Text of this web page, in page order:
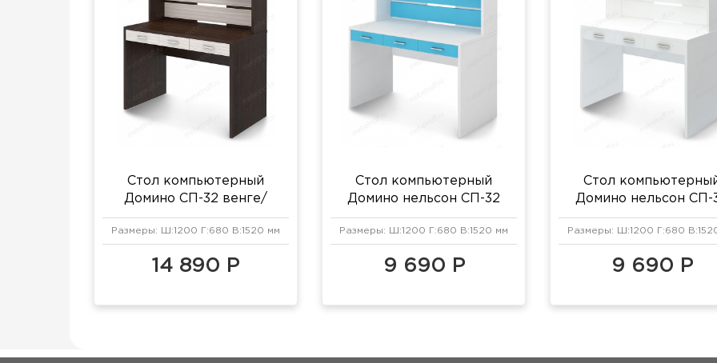
Стол компьютерный
Домино СП-32 венге/
карамель
Размеры: Ш:1200 Г:680 В:1520 мм
14 890 Р
Стол компьютерный
Домино нельсон СП-32
белый жемчуг/синий
мрамор
Размеры: Ш:1200 Г:680 В:1520 мм
9 690 Р
Стол
Домино нельсон СП-
белый жемчуг
Размеры: Ш:1200 Г:680
9 690 Р